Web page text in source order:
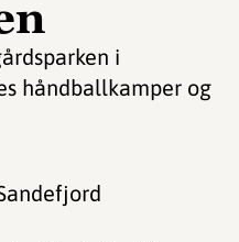
i
håndballkamper og